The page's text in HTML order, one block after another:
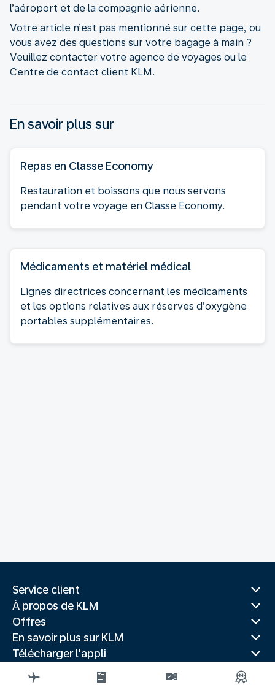
l’aéroport et de la compagnie aérienne.
Votre article n’est pas mentionné sur cette page, ou
vous avez des questions sur votre bagage à main ?
Veuillez contacter votre agence de voyages ou le
Centre de contact client KLM.
En savoir plus sur
Repas en Classe Economy
Restauration et boissons que nous servons
pendant votre voyage en Classe Economy.
Médicaments et matériel médical
Lignes directrices concernant les médicaments
et les options relatives aux réserves d’oxygène
portables supplémentaires.
Service client
À propos de KLM
Offres
En savoir plus sur KLM
Télécharger l'appli
Sites Web associés